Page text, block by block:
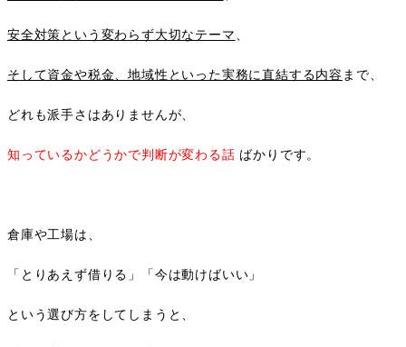
安全対策という変わらず大切なテーマ 、
そして資金や税金、地域性といった実務に直結する内容 まで、
どれも派手さはありませんが、
知っているかどうかで判断が変わる話 ばかりです。
倉庫や工場は、
「とりあえず借りる」「今は動けばいい」
という選び方をしてしまうと、